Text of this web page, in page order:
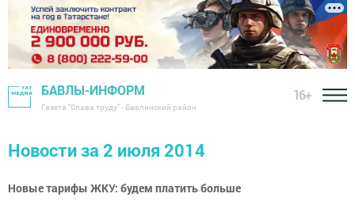
БАВЛЫ-ИНФОРМ
Газета "Слава труду" - Бавлинский район
16+
Новости за 2 июля 2014
Новые тарифы ЖКУ: будем платить больше